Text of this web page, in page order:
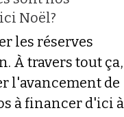
Noël?
les réserves
À travers tout ça,
l'avancement de
à financer d'ici à